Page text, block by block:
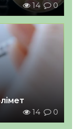
14 0
14 0